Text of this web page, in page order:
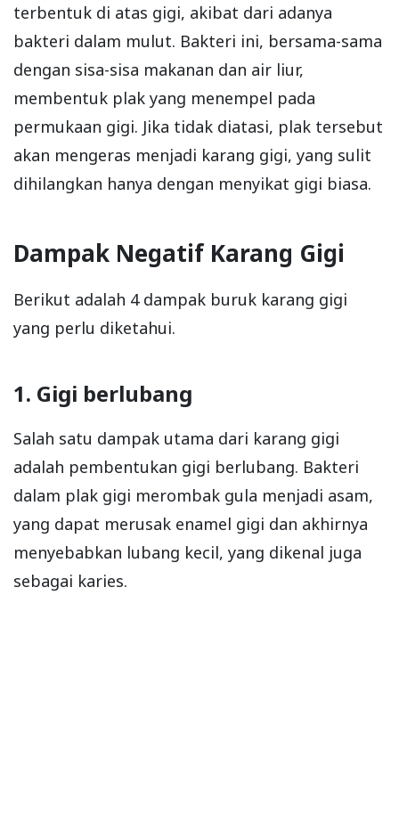
terbentuk di atas gigi, akibat dari adanya
bakteri dalam mulut. Bakteri ini, bersama-sama
dengan sisa-sisa makanan dan air liur,
membentuk plak yang menempel pada
permukaan gigi. Jika tidak diatasi, plak tersebut
akan mengeras menjadi karang gigi, yang sulit
dihilangkan hanya dengan menyikat gigi biasa.
Dampak Negatif Karang Gigi
Berikut adalah 4 dampak buruk karang gigi
yang perlu diketahui.
1. Gigi berlubang
Salah satu dampak utama dari karang gigi
adalah pembentukan gigi berlubang. Bakteri
dalam plak gigi merombak gula menjadi asam,
yang dapat merusak enamel gigi dan akhirnya
menyebabkan lubang kecil, yang dikenal juga
sebagai karies.